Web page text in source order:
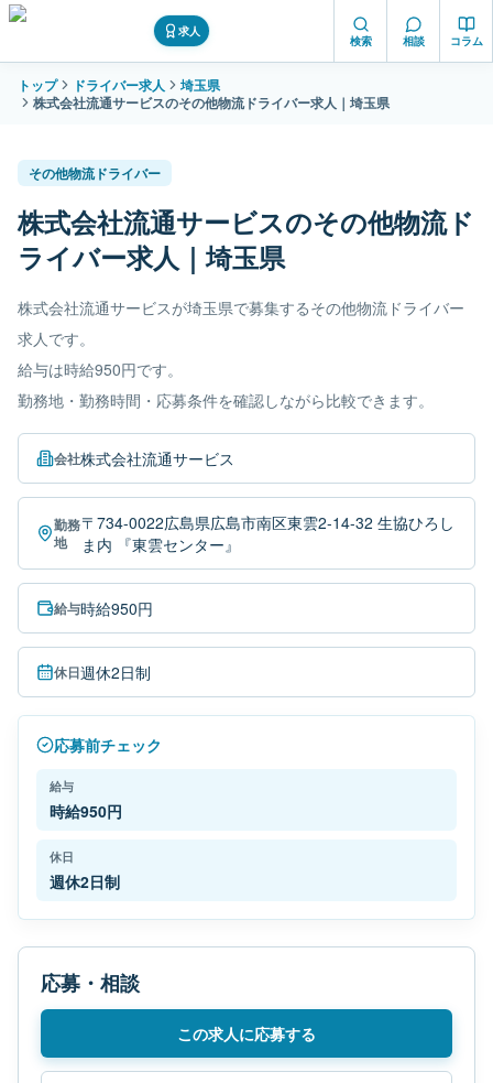
求人
検索 相談 コラム
トップ ドライバー求人
埼玉県
株式会社流通サービスのその他物流ドライバー求人｜埼玉県
その他物流ドライバー
株式会社流通サービスのその他物流ド
ライバー求人｜埼玉県
株式会社流通サービスが埼玉県で募集するその他物流ドライバー
求人です。
給与は時給950円です。
勤務地・勤務時間・応募条件を確認しながら比較できます。
会社株式会社流通サービス
勤務
地
〒734-0022広島県広島市南区東雲2-14-32 生協ひろし
ま内 『東雲センター』
給与時給950円
休日週休2日制
応募前チェック
給与
時給950円
休日
週休2日制
応募・相談
この求人に応募する